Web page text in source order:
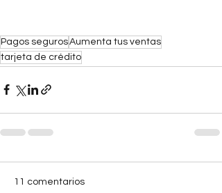
Pagos segurosAumenta tus ventas
tarjeta de crédito
11 comentarios